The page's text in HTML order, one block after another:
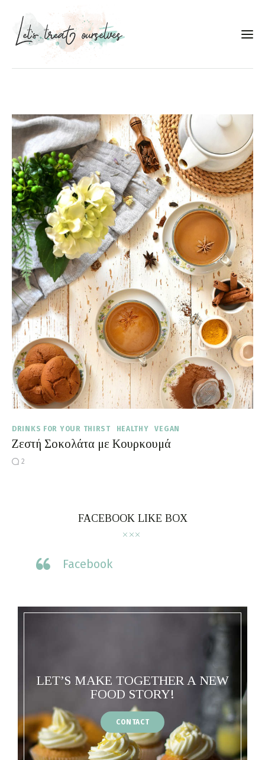
Portfolio
Services
Food photography tips
Επικοινωνία
Συνεργασίες
Moments of Mine
FAQ
DRINKS FOR YOUR THIRST HEALTHY VEGAN
Ζεστή Σοκολάτα με Κουρκουμά
2
FACEBOOK LIKE BOX
Facebook
LET’S MAKE TOGETHER A NEW
FOOD STORY!
CONTACT